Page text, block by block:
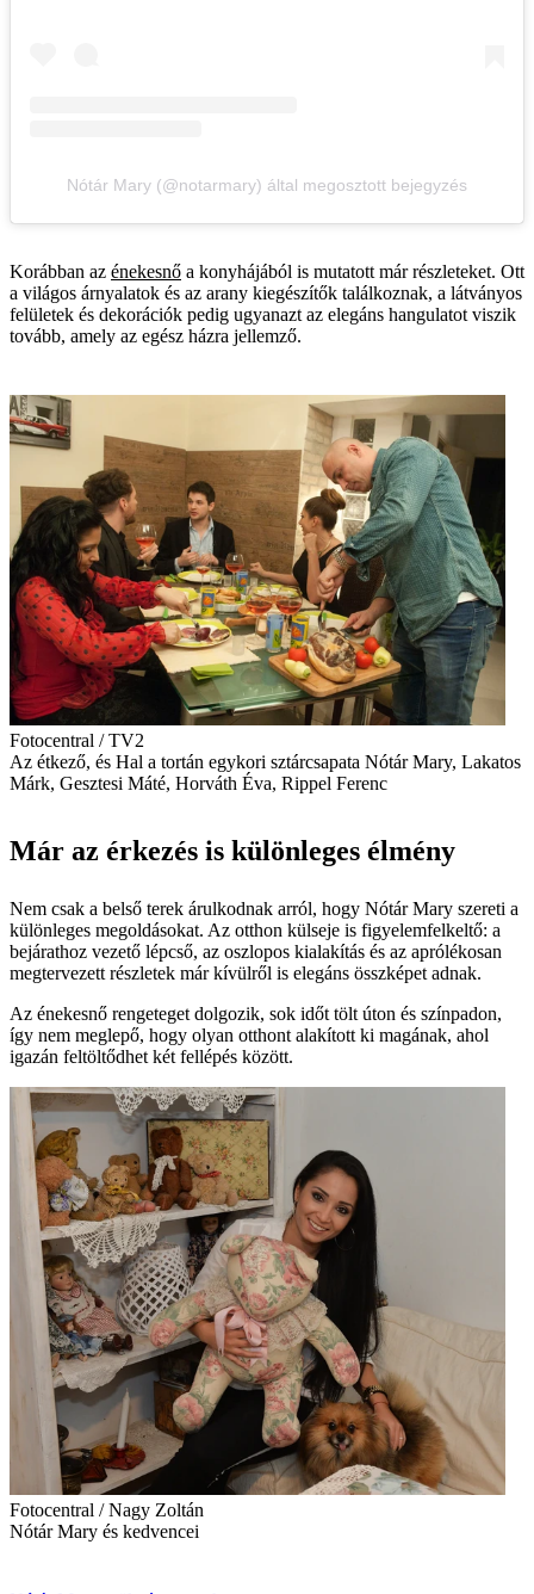
Nótár Mary (@notarmary) által megosztott bejegyzés
Korábban az énekesnő a konyhájából is mutatott már részleteket. Ott
a világos árnyalatok és az arany kiegészítők találkoznak, a látványos
felületek és dekorációk pedig ugyanazt az elegáns hangulatot viszik
tovább, amely az egész házra jellemző.
Fotocentral / TV2
Az étkező, és Hal a tortán egykori sztárcsapata Nótár Mary, Lakatos
Márk, Gesztesi Máté, Horváth Éva, Rippel Ferenc
Már az érkezés is különleges élmény
Nem csak a belső terek árulkodnak arról, hogy Nótár Mary szereti a
különleges megoldásokat. Az otthon külseje is figyelemfelkeltő: a
bejárathoz vezető lépcső, az oszlopos kialakítás és az aprólékosan
megtervezett részletek már kívülről is elegáns összképet adnak.
Az énekesnő rengeteget dolgozik, sok időt tölt úton és színpadon,
így nem meglepő, hogy olyan otthont alakított ki magának, ahol
igazán feltöltődhet két fellépés között.
Fotocentral / Nagy Zoltán
Nótár Mary és kedvencei